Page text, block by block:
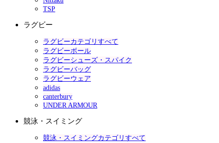
TSP
ラグビー
ラグビーカテゴリすべて
ラグビーボール
ラグビーシューズ・スパイク
ラグビーバッグ
ラグビーウェア
adidas
canterbury
UNDER ARMOUR
競泳・スイミング
競泳・スイミングカテゴリすべて